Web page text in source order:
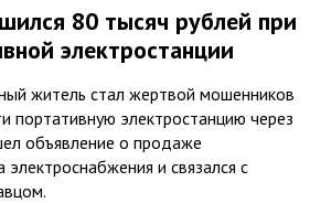
80 тысяч рублей при
электростанции
житель стал жертвой мошенников
портативную электростанцию через
объявление о продаже
и связался с